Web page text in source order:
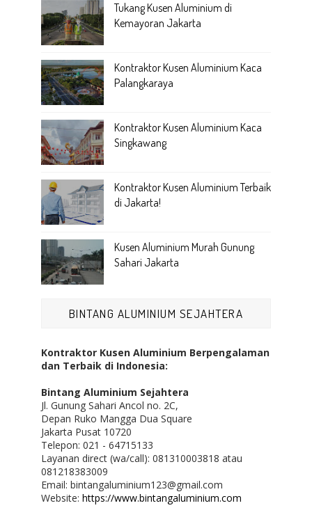
Tukang Kusen Aluminium di
Kemayoran Jakarta
Kontraktor Kusen Aluminium Kaca
Palangkaraya
Kontraktor Kusen Aluminium Kaca
Singkawang
Kontraktor Kusen Aluminium Terbaik
di Jakarta!
Kusen Aluminium Murah Gunung
Sahari Jakarta
BINTANG ALUMINIUM SEJAHTERA
Kontraktor Kusen Aluminium Berpengalaman
dan Terbaik di Indonesia:
Bintang Aluminium Sejahtera
Jl. Gunung Sahari Ancol no. 2C,
Depan Ruko Mangga Dua Square
Jakarta Pusat 10720
Telepon: 021 - 64715133
Layanan direct (wa/call): 081310003818 atau
081218383009
Email: bintangaluminium123@gmail.com
Website: https://www.bintangaluminium.com